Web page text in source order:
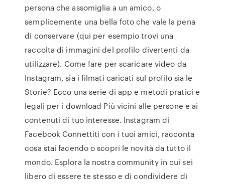
persona che assomiglia a un amico, o
semplicemente una bella foto che vale la pena
di conservare (qui per esempio trovi una
raccolta di immagini del profilo divertenti da
utilizzare). Come fare per scaricare video da
Instagram, sia i filmati caricati sul profilo sia le
Storie? Ecco una serie di app e metodi pratici e
legali per i download Più vicini alle persone e ai
contenuti di tuo interesse. Instagram di
Facebook Connettiti con i tuoi amici, racconta
cosa stai facendo o scopri le novità da tutto il
mondo. Esplora la nostra community in cui sei
libero di essere te stesso e di condividere di